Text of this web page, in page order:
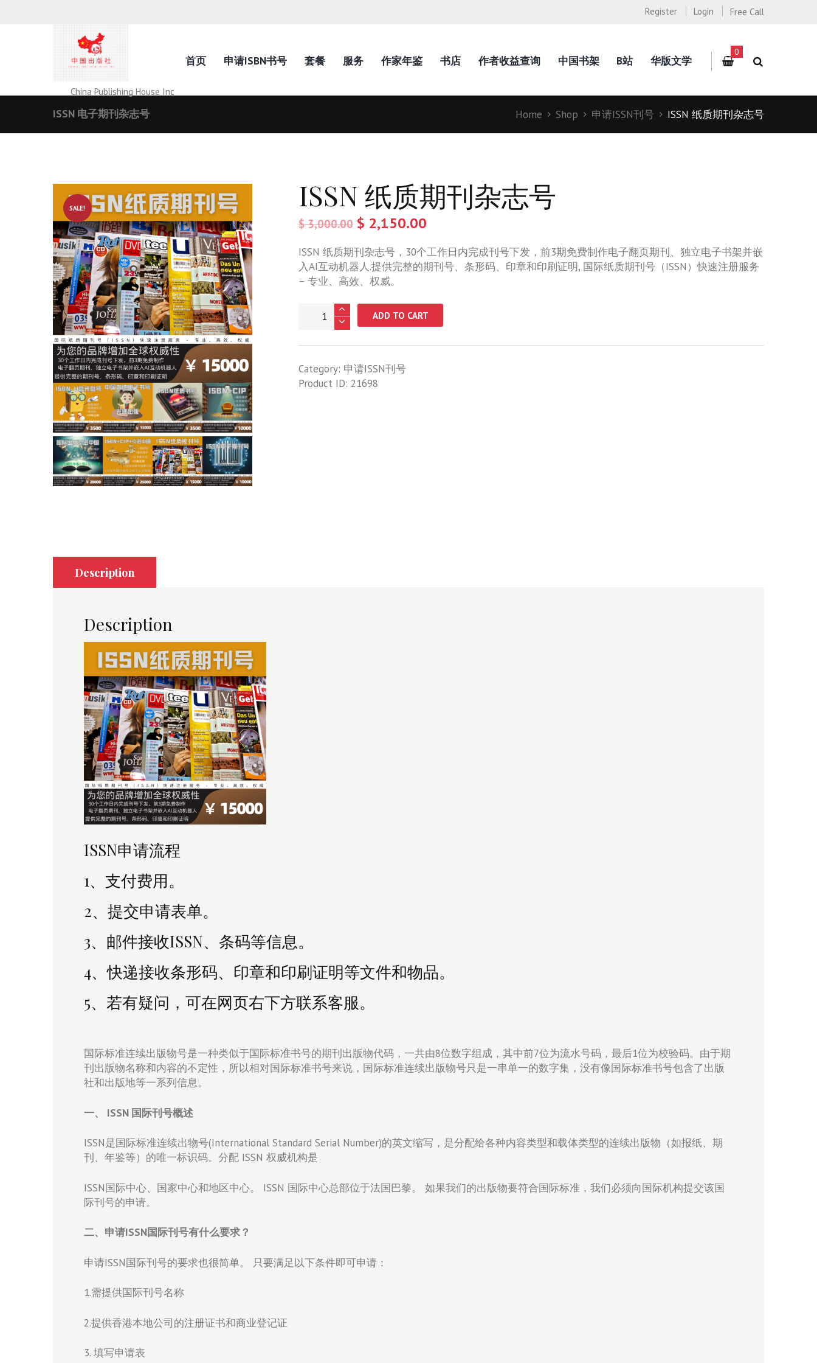
Free Call
Register Login
China Publishing House Inc
首页 申请ISBN书号 套餐 服务 作家年鉴 书店 作者收益查询 中国书架 B站 华版文学
0
ISSN 电子期刊杂志号 Home Shop 申请ISSN刊号 ISSN 纸质期刊杂志号
SALE! ISSN 纸质期刊杂志号
$3,000.00 $ 2,150.00
ISSN 纸质期刊杂志号， 30个工作日内完成刊号下发，前3期免费制作电子翻页期刊、独立电子书架并嵌
入AI互动机器人.提供完整的期刊号、条形码、印章和印刷证明,国际纸质期刊号（ISSN）快速注册服务
– 专业、高效、权威。
刊
杂
ADD TO CART
Category: 申请ISSN刊号
Product ID: 21698
Description
Description
ISSN申请流程
1、支付费用。
2、提交申请表单。
3、邮件接收ISSN、条码等信息。
4、快递接收条形码、印章和印刷证明等文件和物品。
5、若有疑问，可在网页右下方联系客服。
国际标准连续出版物号是一种类似于国际标准书号的期刊出版物代码，一共由8位数字组成，其中前7位为流水号码，最后1位为校验码。由于期
刊出版物名称和内容的不定性，所以相对国际标准书号来说，国际标准连续出版物号只是一串单一的数字集，没有像国际标准书号包含了出版
社和出版地等一系列信息。
一、 ISSN 国际刊号概述
ISSN是国际标准连续出物号(International Standard Serial Number)的英文缩写，是分配给各种内容类型和载体类型的连续出版物（如报纸、期
刊、年鉴等）的唯一标识码。分配 ISSN 权威机构是
ISSN国际中心、国家中心和地区中心。 ISSN 国际中心总部位于法国巴黎。 如果我们的出版物要符合国际标准，我们必须向国际机构提交该国
际刊号的申请。
二、申请ISSN国际刊号有什么要求？
申请ISSN国际刊号的要求也很简单。 只要满足以下条件即可申请：
1.需提供国际刊号名称
2.提供香港本地公司的注册证书和商业登记证
3. 填写申请表